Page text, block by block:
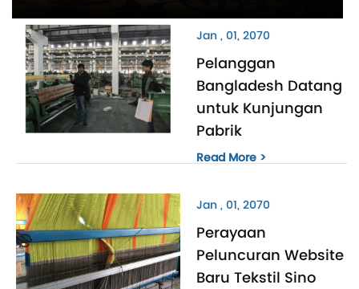
Jan , 01, 2070
Pelanggan
Bangladesh Datang
untuk Kunjungan
Pabrik
Read More >
Jan , 01, 2070
Perayaan
Peluncuran Website
Baru Tekstil Sino